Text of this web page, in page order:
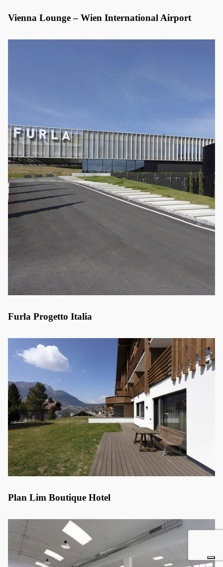
Vienna Lounge – Wien International Airport
Furla Progetto Italia
Plan Lim Boutique Hotel